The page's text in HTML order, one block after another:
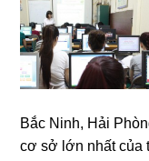
Bắc Ninh, Hải
cơ sở lớn nhất của